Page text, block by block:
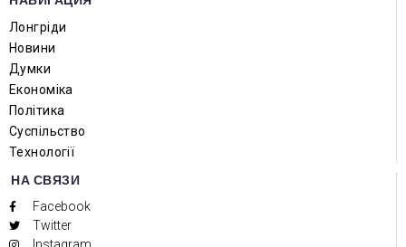
Лонгріди
Новини
Думки
Економіка
Політика
Суспільство
Технології
НА СВЯЗИ
Facebook
Twitter